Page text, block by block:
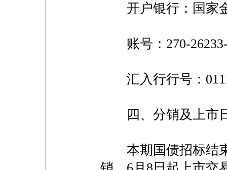
开户银行：国家
账号：270-
汇入行行号：
四、分销及上市
本期国债招标结束